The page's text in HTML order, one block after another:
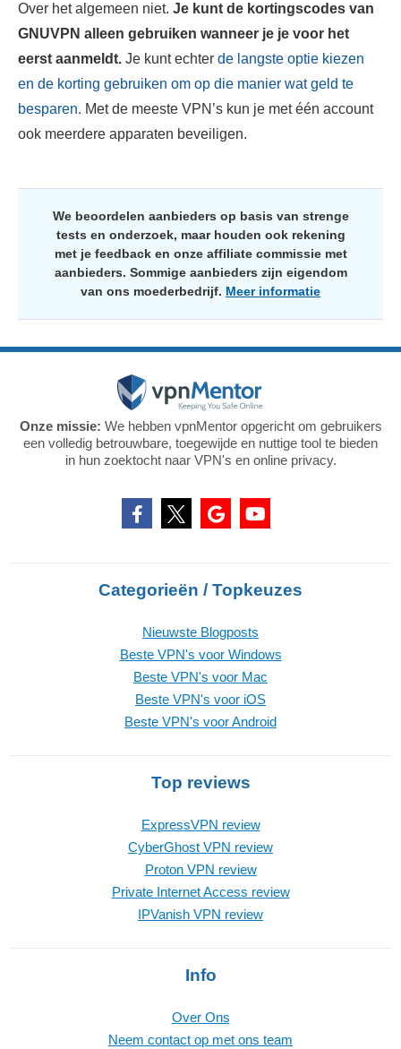
Over het algemeen niet. Je kunt de kortingscodes van
GNUVPN alleen gebruiken wanneer je je voor het
eerst aanmeldt. Je kunt echter de langste optie kiezen
en de korting gebruiken om op die manier wat geld te
besparen. Met de meeste VPN’s kun je met één account
ook meerdere apparaten beveiligen.
We beoordelen aanbieders op basis van strenge
tests en onderzoek, maar houden ook rekening
met je feedback en onze affiliate commissie met
aanbieders. Sommige aanbieders zijn eigendom
van ons moederbedrijf. Meer informatie
Onze missie: We hebben vpnMentor opgericht om gebruikers
een volledig betrouwbare, toegewijde en nuttige tool te bieden
in hun zoektocht naar VPN's en online privacy.
Categorieën / Topkeuzes
Nieuwste Blogposts
Beste VPN's voor Windows
Beste VPN's voor Mac
Beste VPN's voor iOS
Beste VPN's voor Android
Top reviews
ExpressVPN review
CyberGhost VPN review
Proton VPN review
Private Internet Access review
IPVanish VPN review
Info
Over Ons
Neem contact op met ons team